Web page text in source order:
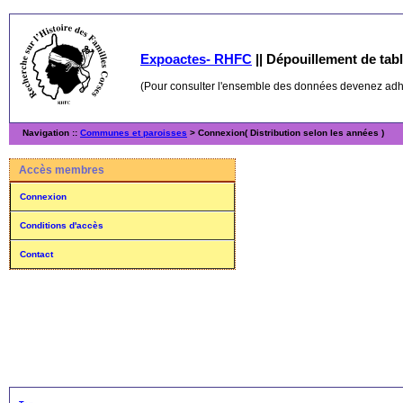
Expoactes- RHFC || Dépouillement de
(Pour consulter l'ensemble des données devenez
Navigation :: Communes et paroisses > Connexion( Distribution selon les années )
Accès membres
Connexion
Conditions d'accès
Contact